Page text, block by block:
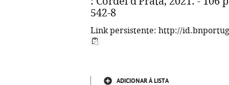
542-8
Link persistente: http://
ADICIONAR À LISTA